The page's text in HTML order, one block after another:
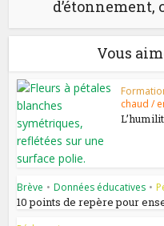
d’étonnement,
Vous
chaud /
Brève • Données éducatives •
10 points de repère pour